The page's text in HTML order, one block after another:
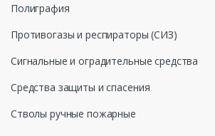
Полиграфия
Противогазы и респираторы (СИЗ)
Сигнальные и оградительные средства
Средства защиты и спасения
Стволы ручные пожарные